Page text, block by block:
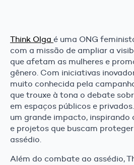
Think Olga é uma ONG
com a missão de ampliar a
que afetam as mulheres e
gênero. Com iniciativas
muito conhecida pela
que trouxe à tona o debate
em espaços públicos e
um grande impacto,
e projetos que buscam
assédio.
Além do combate ao assédio,